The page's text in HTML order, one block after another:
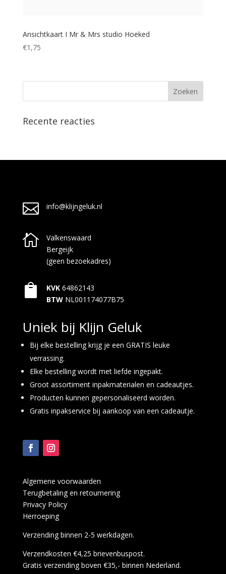
Ansichtkaart I Mr & Mrs studio Hoeked
€1,75
Recente reacties
 info@klijngeluk.nl

Valkenswaard
Bergeijk
(geen bezoekadres)
 KVK 64862143
BTW NL001174077B75
Uniek bij Klijn Geluk
Bij elke bestelling krijg je een GRATIS leuke
verrassing.
Elke bestelling wordt met liefde ingepakt.
Groot assortiment inpakmaterialen en cadeautjes.
Producten kunnen gepersonaliseerd worden.
Gratis inpakservice bij aankoop van een cadeautje.
Algemene voorwaarden
Terugbetaling en retournering
Privacy Policy
Herroeping
Verzending binnen 2-5 werkdagen.
Verzendkosten €4,25 brievenbuspost.
Gratis verzending boven €35,- binnen Nederland.